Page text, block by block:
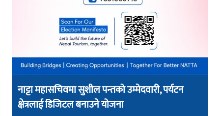
नाट्टा महासचिवमा सुशील पन्तको उम्मेदवारी, पर्यटन
क्षेत्रलाई डिजिटल बनाउने योजना